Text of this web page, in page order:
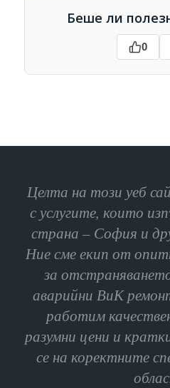
Беше ли
0
Целта на този уеб
с услугите, които
страна – София и
Ние сме екип от
за
аварийни ВиК
работим
разумни цени и
се на коректните